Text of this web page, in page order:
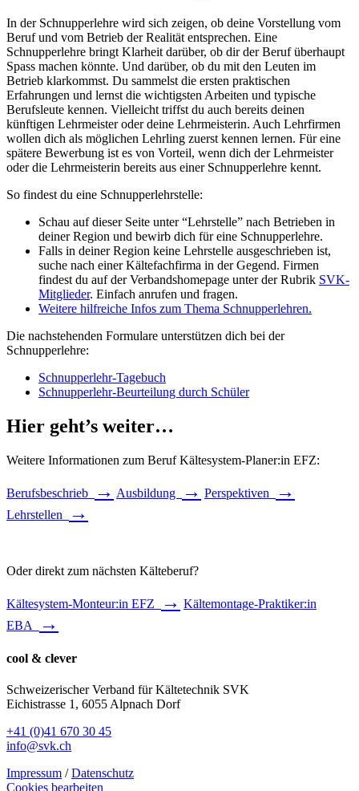
In der Schnupperlehre wird sich zeigen, ob deine Vorstellung vom
Beruf und vom Betrieb der Realität entsprechen. Eine
Schnupperlehre bringt Klarheit darüber, ob dir der Beruf überhaupt
Spass machen könnte. Und darüber, ob du mit den Leuten im
Betrieb klarkommst. Du sammelst die ersten praktischen
Erfahrungen und lernst die wichtigsten Arbeiten und typische
Berufsleute kennen. Vielleicht triffst du auch bereits deinen
künftigen Lehrmeister oder deine Lehrmeisterin. Auch Lehrfirmen
wollen dich als möglichen Lehrling zuerst kennen lernen. Für eine
spätere Bewerbung ist es von Vorteil, wenn dich der Lehrmeister
oder die Lehrmeisterin bereits aus einer Schnupperlehre kennt.
So findest du eine Schnupperlehrstelle:
Schau auf dieser Seite unter “Lehrstelle” nach Betrieben in
deiner Region und bewirb dich für eine Schnupperlehre.
Falls in deiner Region keine Lehrstelle ausgeschrieben ist,
suche nach einer Kältefachfirma in der Gegend. Firmen
findest du auf der Verbandshomepage unter der Rubrik SVK-
Mitglieder. Einfach anrufen und fragen.
Weitere hilfreiche Infos zum Thema Schnupperlehren.
Die nachstehenden Formulare unterstützen dich bei der
Schnupperlehre:
Schnupperlehr-Tagebuch
Schnupperlehr-Beurteilung durch Schüler
Hier geht’s weiter…
Weitere Informationen zum Beruf Kältesystem-Planer:in EFZ:
Berufsbeschrieb → Ausbildung → Perspektiven →
Lehrstellen →
Oder direkt zum nächsten Kälteberuf?
Kältesystem-Monteur:in EFZ → Kältemontage-Praktiker:in
EBA
→
cool & clever
Schweizerischer Verband für Kältetechnik SVK
Eichistrasse 1, 6055 Alpnach Dorf
+41 (0)41 670 30 45
info@svk.ch
Impressum /Datenschutz
Cookies bearbeiten